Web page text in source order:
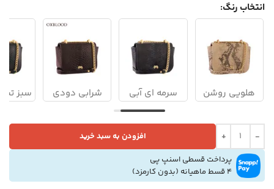
انتخاب رنگ:
هلویی روشن
سرمه ای آبی
فولادی
شرابی دودی سبز
افزودن به سبد خرید
پرداخت قسطی اسنپ پی
4 قسط ماهیانه
(بدون کارمزد)